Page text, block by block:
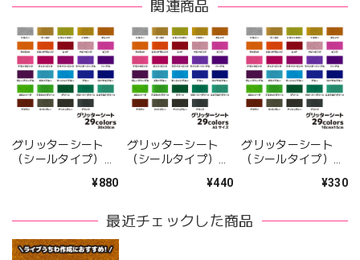
関連商品
グリッターシート
（シールタイプ）
¥880
グリッターシート
（シールタイプ）
¥440
グリッターシート
（シールタイプ）
¥330
最近チェックした商品